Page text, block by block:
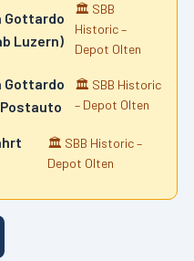
Gottardo
Luzern)
🏛️ SBB
Historic –
Depot Olten
Gottardo
🏛️ SBB Historic
– Depot Olten
🏛️ SBB Historic –
Depot Olten